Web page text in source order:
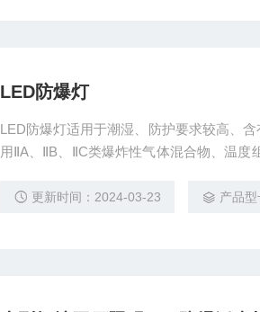
LED防爆灯
LED防爆灯适用于潮湿、防护要求较高、
用ⅡA、ⅡB、ⅡC类爆炸性气体混合物、温
等危险环境及石油平台、油轮等防
更新时间：2024-03-23 产品型